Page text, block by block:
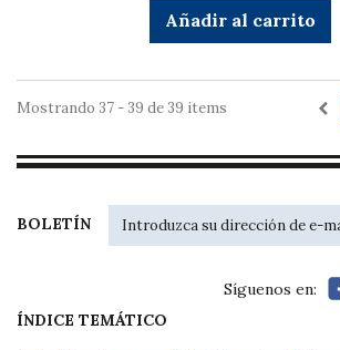
Añadir al carrito
Mostrando 37 - 39 de 39 items
BOLETÍN
Síguenos en:
ÍNDICE TEMÁTICO